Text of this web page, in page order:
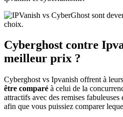
Cyberghost contre
meilleur prix ?
Cyberghost vs Ipvanish offrent à
être comparé à celui de la
attractifs avec des remises
afin que vous puissiez comparer